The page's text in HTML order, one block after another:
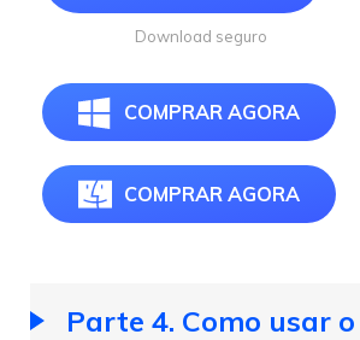
Download seguro
COMPRAR AGORA
COMPRAR AGORA
Parte 4. Como usar